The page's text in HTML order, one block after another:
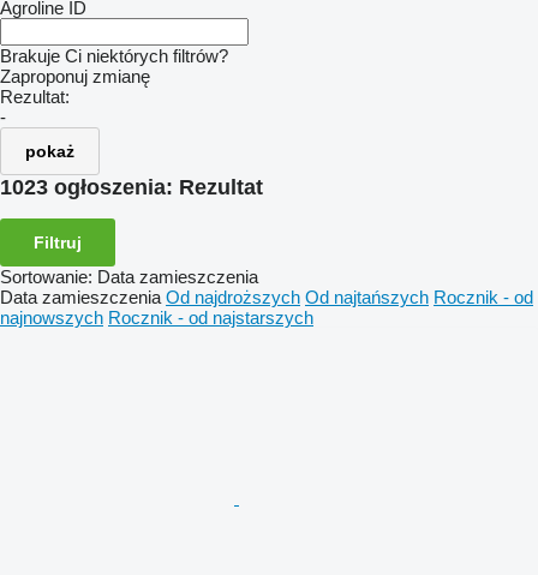
Agroline ID
Brakuje Ci niektórych filtrów?
Zaproponuj zmianę
Rezultat:
-
pokaż
1023 ogłoszenia: Rezultat
Filtruj
Sortowanie: Data zamieszczenia
Data zamieszczenia Od najdroższych Od najtańszych Rocznik - od
najnowszych Rocznik - od najstarszych